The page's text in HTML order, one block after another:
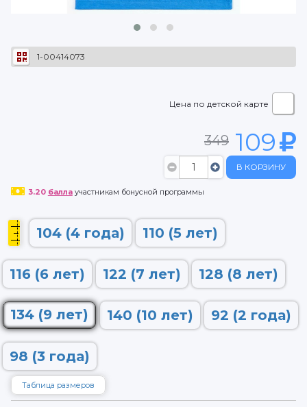
1-00414073
Цена по детской карте
349 109
В КОРЗИНУ
3.20 баллаучастникам бонусной программы
104 (4 года) 110 (5 лет)
116 (6 лет) 122 (7 лет) 128 (8 лет)
134 (9 лет) 140 (10 лет) 92 (2 года)
98 (3 года)
Таблица размеров